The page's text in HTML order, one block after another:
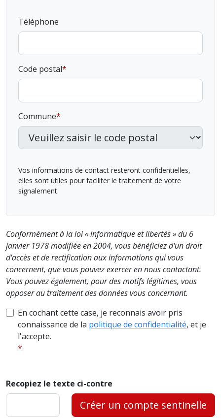
Téléphone
Code postal
Commune
Vos informations de contact resteront confidentielles,
elles sont utiles pour faciliter le traitement de votre
signalement.
Conformément à la loi « informatique et libertés » du 6
janvier 1978 modifiée en 2004, vous bénéficiez d'un droit
d'accès et de rectification aux informations qui vous
concernent, que vous pouvez exercer en nous contactant.
Vous pouvez également, pour des motifs légitimes, vous
opposer au traitement des données vous concernant.
En cochant cette case, je reconnais avoir pris
connaissance de la politique de confidentialité, et je
l'accepte.
Recopiez le texte ci-contre
Créer un compte sentinelle